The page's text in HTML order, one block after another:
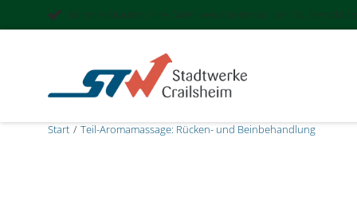
Sicher einkaufen: Ihre Daten verarbeiten wir per SSL
Start Teil-Aromamassage: Rücken- und Beinbehandlung